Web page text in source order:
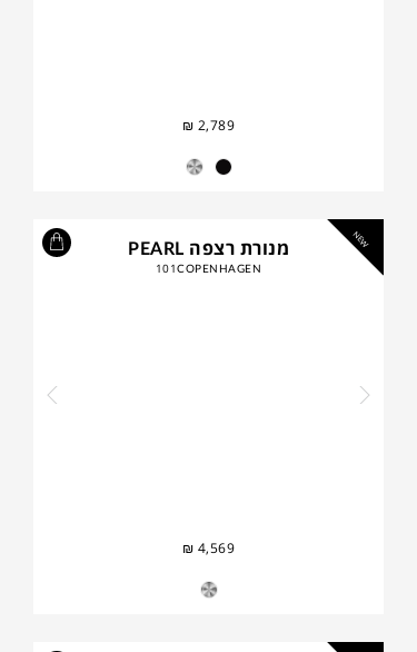
₪ 2,789
NEW מנורת רצפה PEARL
101COPENHAGEN
₪ 4,569